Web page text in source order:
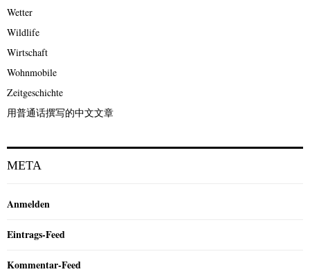
Wetter
Wildlife
Wirtschaft
Wohnmobile
Zeitgeschichte
用普通话撰写的中文文章
META
Anmelden
Eintrags-Feed
Kommentar-Feed